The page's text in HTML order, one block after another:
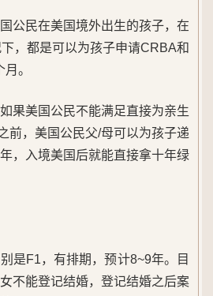
公民在美国境外出生的孩子，在
，都是可以为孩子申请CRBA和
。
果美国公民不能满足直接为亲生
前，美国公民父/母可以为孩子递
，入境美国后就能直接拿十年绿
是F1，有排期，预计8~9年。目
不能登记结婚，登记结婚之后案